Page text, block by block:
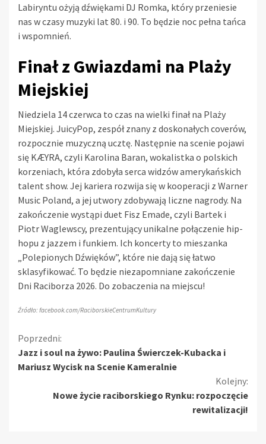
Labiryntu ożyją dźwiękami DJ Romka, który przeniesie
nas w czasy muzyki lat 80. i 90. To będzie noc pełna tańca
i wspomnień.
Finał z Gwiazdami na Plaży
Miejskiej
Niedziela 14 czerwca to czas na wielki finał na Plaży
Miejskiej. JuicyPop, zespół znany z doskonałych coverów,
rozpocznie muzyczną ucztę. Następnie na scenie pojawi
się KÆYRA, czyli Karolina Baran, wokalistka o polskich
korzeniach, która zdobyła serca widzów amerykańskich
talent show. Jej kariera rozwija się w kooperacji z Warner
Music Poland, a jej utwory zdobywają liczne nagrody. Na
zakończenie wystąpi duet Fisz Emade, czyli Bartek i
Piotr Waglewscy, prezentujący unikalne połączenie hip-
hopu z jazzem i funkiem. Ich koncerty to mieszanka
„Polepionych Dźwięków”, które nie dają się łatwo
sklasyfikować. To będzie niezapomniane zakończenie
Dni Raciborza 2026. Do zobaczenia na miejscu!
Źródło: facebook.com/RaciborskieCentrumKultury
Kontynuuj
czytanie
Poprzedni:
Jazz i soul na żywo: Paulina Świerczek-Kubacka i
Mariusz Wycisk na Scenie Kameralnie
Kolejny:
Nowe życie raciborskiego Rynku: rozpoczęcie
rewitalizacji!